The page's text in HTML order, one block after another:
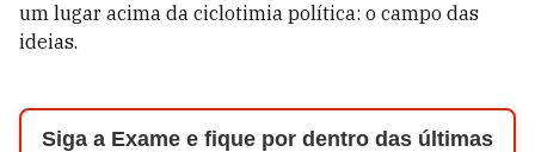
um lugar acima da ciclotimia política: o campo das
ideias.
Siga a Exame e fique por dentro das últimas